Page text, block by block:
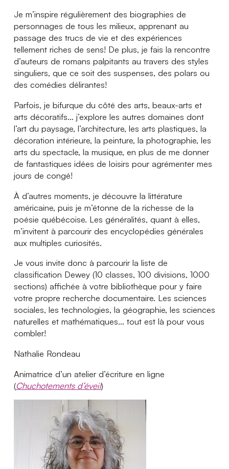
Je m’inspire régulièrement des biographies de
personnages de tous les milieux, apprenant au
passage des trucs de vie et des expériences
tellement riches de sens! De plus, je fais la rencontre
d’auteurs de romans palpitants au travers des styles
singuliers, que ce soit des suspenses, des polars ou
des comédies délirantes!
Parfois, je bifurque du côté des arts, beaux-arts et
arts décoratifs… j’explore les autres domaines dont
l’art du paysage, l’architecture, les arts plastiques, la
décoration intérieure, la peinture, la photographie, les
arts du spectacle, la musique, en plus de me donner
de fantastiques idées de loisirs pour agrémenter mes
jours de congé!
À d’autres moments, je découvre la littérature
américaine, puis je m’étonne de la richesse de la
poésie québécoise. Les généralités, quant à elles,
m’invitent à parcourir des encyclopédies générales
aux multiples curiosités.
Je vous invite donc à parcourir la liste de
classification Dewey (10 classes, 100 divisions, 1000
sections) affichée à votre bibliothèque pour y faire
votre propre recherche documentaire. Les sciences
sociales, les technologies, la géographie, les sciences
naturelles et mathématiques… tout est là pour vous
combler!
Nathalie Rondeau
Animatrice d’un atelier d’écriture en ligne
(Chuchotements d’éveil)